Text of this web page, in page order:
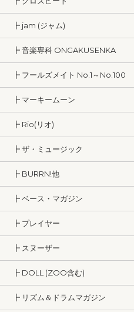
┣ jam (ジャム)
┣ 音楽専科 ONGAKUSENKA
┣ フールズメイト No.1～No.100
┣ マーキームーン
┣ Rio(リオ)
┣ ザ・ミュージック
┣ BURRN!他
┣ ベース・マガジン
┣ プレイヤー
┣ スヌーザー
┣ DOLL (ZOO含む)
┣ リズム＆ドラムマガジン